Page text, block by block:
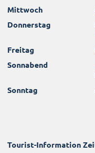
Mittwoch
Donnerstag
Freitag
Sonnabend
Sonntag
Tourist-Information